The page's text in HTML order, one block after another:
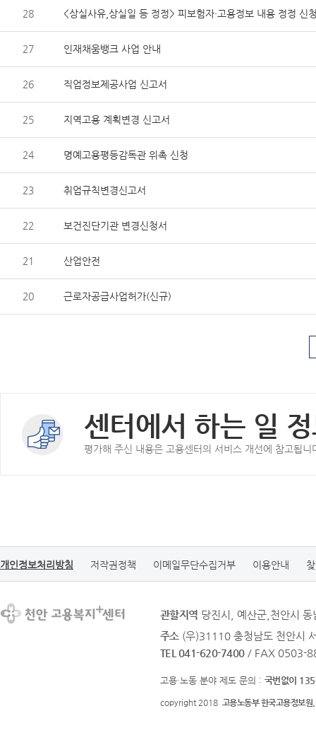
28 <상실사유,상실일 등 정정> 피보험자·고용정보 내용 정정 신
27 인재채움뱅크 사업 안내
26 직업정보제공사업 신고서
25 지역고용 계획변경 신고서
24 명예고용평등감독관 위촉 신청
23 취업규칙변경신고서
22 보건진단기관 변경신청서
21 산업안전
20 근로자공급사업허가(신규)
센터에서 하는 일
평가해 주신 내용은 고용센터의 서비스 개선에 참고됩니
개인정보처리방침 저작권정책 이메일무단수집거부 이용안내
관할지역 당진시, 예산군,천안시
주소 (우)31110 충청남도 천안시
TEL 041-620-7400 / FAX 0503-
고용·노동 분야 제도 문의 : 국번없이
copyright 2018 고용노동부 한국고용정보원.